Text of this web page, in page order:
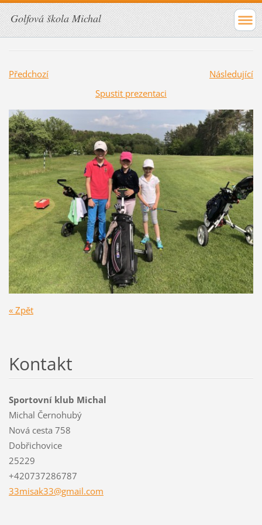
Golfová škola Michal
Předchozí
Následující
Spustit prezentaci
« Zpět
Kontakt
Sportovní klub Michal
Michal Černohubý
Nová cesta 758
Dobřichovice
25229
+420737286787
33misak33@gmail.com